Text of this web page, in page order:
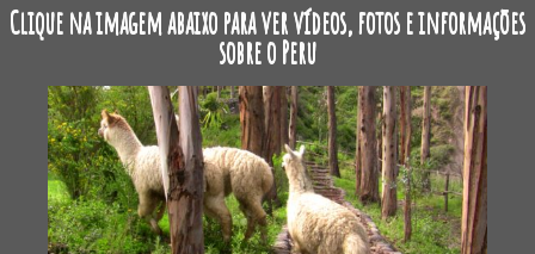
Clique na imagem abaixo para ver vídeos, fotos e informações
sobre o Peru